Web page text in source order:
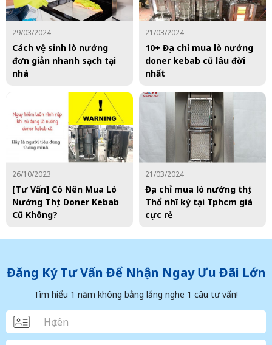
29/03/2024
Cách vệ sinh lò nướng
đơn giản nhanh sạch tại
nhà
21/03/2024
10+ Địa chỉ mua lò nướng
doner kebab cũ lâu đời
nhất
26/10/2023
[Tư Vấn] Có Nên Mua Lò
Nướng Thịt Doner Kebab
Cũ Không?
21/03/2024
Địa chỉ mua lò nướng thịt
Thổ nhĩ kỳ tại Tphcm giá
cực rẻ
Đăng Ký Tư Vấn Để Nhận Ngay Ưu Đãi Lớn
Tìm hiểu 1 năm không bằng lắng nghe 1 câu tư vấn!